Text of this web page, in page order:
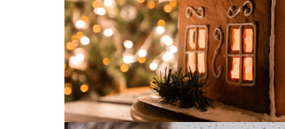
jobber for harde livet. Det er alltid noen
vært varme siden minstemann sto opp
strøm enn vanlig i jula!
Les mer